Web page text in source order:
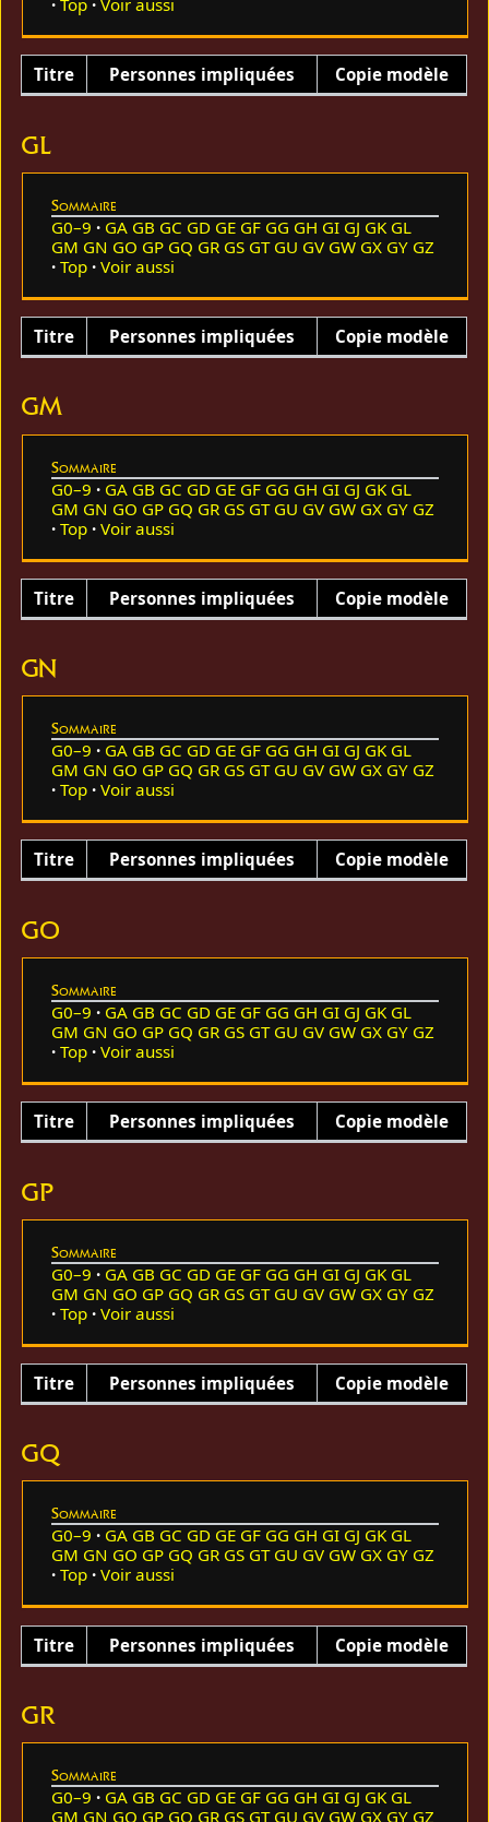
Top Voir aussi
Titre Personnes impliquées Copie modèle
GL
Sommaire
G0–9 GA GB GC GD GE GF GG GH GI GJ GK GL
GM GN GO GP GQ GR GS GT GU GV GW GX GY GZ
Top
Voir aussi
Titre Personnes impliquées Copie modèle
GM
Sommaire
G0–9 GA GB GC GD GE GF GG GH GI GJ GK GL
GM GN GO GP GQ GR GS GT GU GV GW GX GY GZ
Top
Voir aussi
Titre Personnes impliquées Copie modèle
GN
Sommaire
G0–9 GA GB GC GD GE GF GG GH GI GJ GK GL
GM GN GO GP GQ GR GS GT GU GV GW GX GY GZ
Top
Voir aussi
Titre Personnes impliquées Copie modèle
GO
Sommaire
G0–9 GA GB GC GD GE GF GG GH GI GJ GK GL
GM GN GO GP GQ GR GS GT GU GV GW GX GY GZ
Top
Voir aussi
Titre Personnes impliquées Copie modèle
GP
Sommaire
G0–9 GA GB GC GD GE GF GG GH GI GJ GK GL
GM GN GO GP GQ GR GS GT GU GV GW GX GY GZ
Top
Voir aussi
Titre Personnes impliquées Copie modèle
GQ
Sommaire
G0–9 GA GB GC GD GE GF GG GH GI GJ GK GL
GM GN GO GP GQ GR GS GT GU GV GW GX GY GZ
Top
Voir aussi
Titre Personnes impliquées Copie modèle
GR
Sommaire
G0–9 GA GB GC GD GE GF GG GH GI GJ GK GL
GM GN GO GP GQ GR GS GT GU GV GW GX GY GZ